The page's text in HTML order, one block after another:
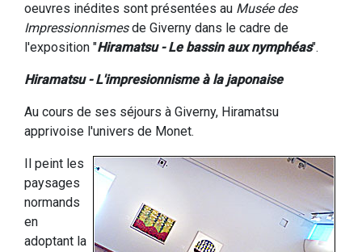
oeuvres inédites sont présentées au Musée des
Impressionnismesde Giverny dans le cadre de
l'exposition "Hiramatsu - Le bassin aux nymphéas".
Hiramatsu - L'impresionnisme à la japonaise
Au cours de ses séjours à Giverny, Hiramatsu
apprivoise l'univers de Monet.
Il peint les
paysages
normands
en
adoptant la